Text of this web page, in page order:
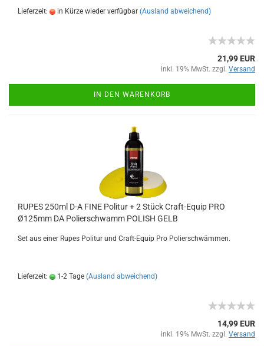
Lieferzeit: in Kürze wieder verfügbar (Ausland abweichend)
21,99 EUR
inkl. 19% MwSt. zzgl. Versand
IN DEN WARENKORB
RUPES 250ml D-A FINE Politur + 2 Stück Craft-Equip PRO
Ø125mm DA Polierschwamm POLISH GELB
Set aus einer Rupes Politur und Craft-Equip Pro Polierschwämmen.
Lieferzeit: 1-2 Tage (Ausland abweichend)
14,99 EUR
inkl. 19% MwSt. zzgl. Versand